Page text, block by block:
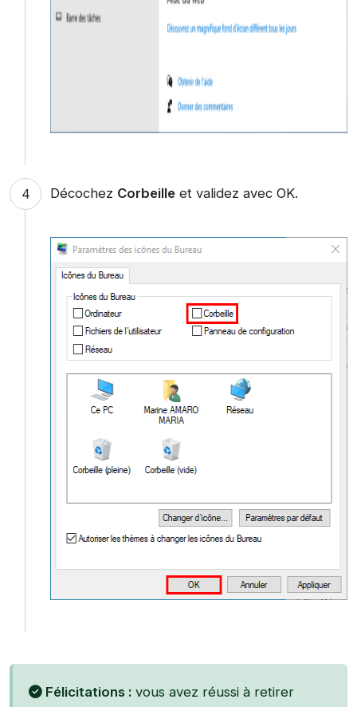
Décochez Corbeilleet validez avec OK.
Félicitations : vous avez réussi à retirer